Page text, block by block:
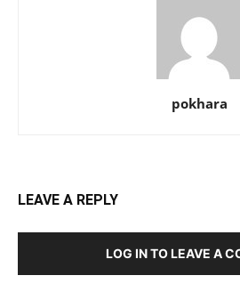
pokhara
LEAVE A REPLY
LOG IN TO LEAVE A